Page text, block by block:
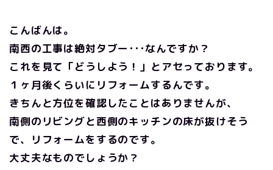
こんばんは。
南西の工事は絶対タブー･･･なんですか？
これを見て「どうしよう！」とアセっております。
１ヶ月後くらいにリフォームするんです。
きちんと方位を確認したことはありませんが、
南側のリビングと西側のキッチンの床が抜けそう
で、リフォームをするのです。
大丈夫なものでしょうか？